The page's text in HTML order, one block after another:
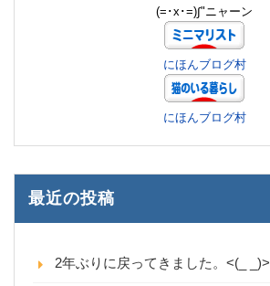
(=･x･=)∫"ニャーン
にほんブログ村
にほんブログ村
最近の投稿
2年ぶりに戻ってきました。<(_ _)>